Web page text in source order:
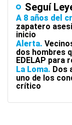
Seguí
A 8 años del
zapatero
inicio
Alerta
dos hombres
EDELAP para
La Loma Dos
uno de los
crítico